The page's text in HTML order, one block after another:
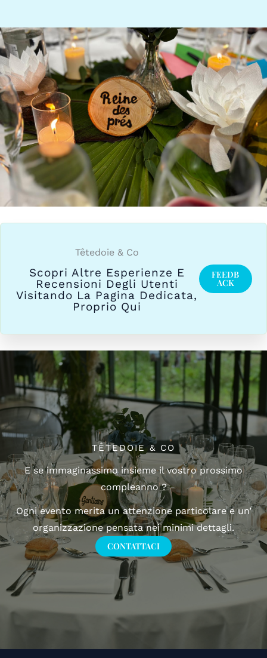
Têtedoie & Co
Scopri Altre Esperienze E
Recensioni Degli Utenti
Visitando La Pagina Dedicata,
Proprio Qui
FEEDB
ACK
TÊTEDOIE & CO
E se immaginassimo insieme il vostro prossimo
compleanno ?
Ogni evento merita un attenzione particolare e un’
organizzazione pensata nei minimi dettagli.
CONTATTACI